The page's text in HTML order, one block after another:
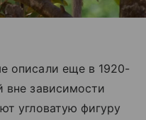
описали еще в 1920-
вне зависимости
угловатую фигуру